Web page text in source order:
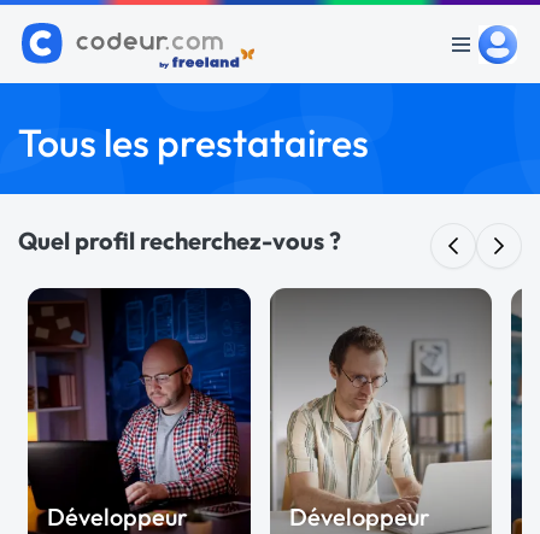
Tous les prestataires
Quel profil recherchez-vous ?
Développeur
Développeur